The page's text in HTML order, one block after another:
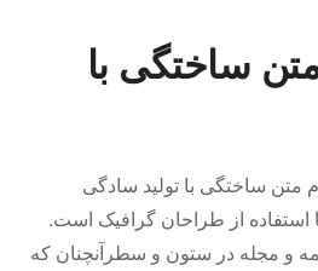
ساختگی با
متن ساختگی با تولید سادگی
استفاده از طراحان گرافیک است.
و مجله در ستون و سطرآنچنان که